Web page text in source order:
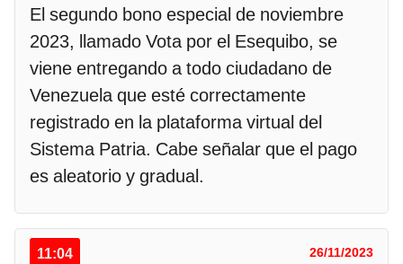
El segundo bono especial de noviembre
2023, llamado Vota por el Esequibo, se
viene entregando a todo ciudadano de
Venezuela que esté correctamente
registrado en la plataforma virtual del
Sistema Patria. Cabe señalar que el pago
es aleatorio y gradual.
11:04 26/11/2023